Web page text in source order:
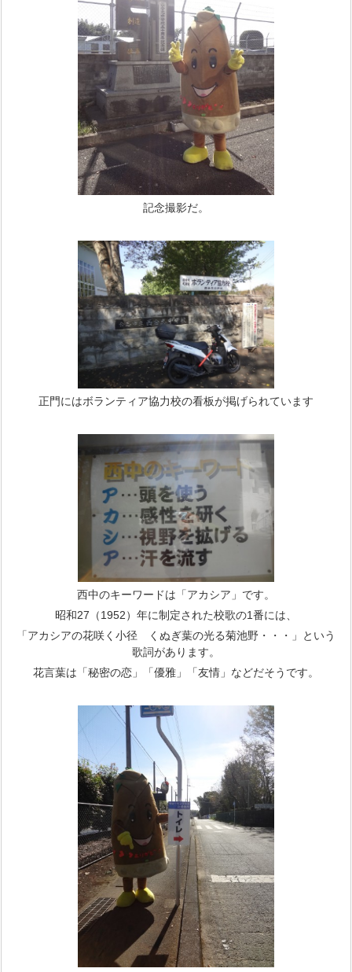
記念撮影だ。
正門にはボランティア協力校の看板が掲げられています
西中のキーワードは「アカシア」です。
昭和27（1952）年に制定された校歌の1番には、
「アカシアの花咲く小径 くぬぎ葉の光る菊池野・・・」という
歌詞があります。
花言葉は「秘密の恋」「優雅」「友情」などだそうです。